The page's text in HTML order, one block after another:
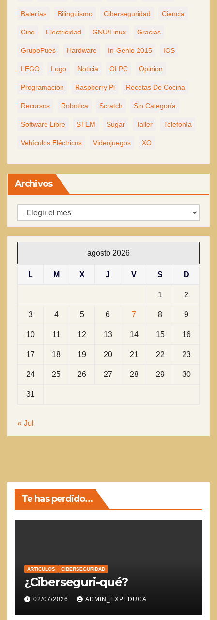
Baterías Bilingüismo Ciberseguridad Ciencia
Cine Electricidad GNU/Linux Gracias
GrupoPues Hardware In-Genio 2015 IOS
LEGO Logo Noticia OLPC Opinion
Programacion Raspberry Pi Recetas De Cocina
Recursos Robotica Scratch Sin Categoría
Software Libre STEM Sugar Taller Telefonía
Vehículos Eléctricos Videojuegos XO
Archivos
Archivos
agosto 2026
L M X J V S D
1 2
3 4 5 6 7 8 9
10 11 12 13 14 15 16
17 18 19 20 21 22 23
24 25 26 27 28 29 30
31
« Jul
Te has perdido...
ARTICULOS CIBERSEGURIDAD
¿Ciberseguri-qué?
02/07/2026 ADMIN_EXPEDUCA